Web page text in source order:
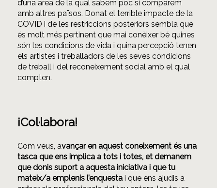
d’una àrea de la qual sabem poc si comparem
amb altres països. Donat el terrible impacte de la
COVID i de les restriccions posteriors sembla que
és molt més pertinent que mai conèixer bé quines
són les condicions de vida i quina percepció tenen
els artistes i treballadors de les seves condicions
de treball i del reconeixement social amb el qual
compten.
¡Col·labora!
Com veus, avançar en aquest coneixement és una
tasca que ens implica a tots i totes, et demanem
que donis suport a aquesta iniciativa i que tu
mateix/a emplenis l’enquesta i que ens ajudis a